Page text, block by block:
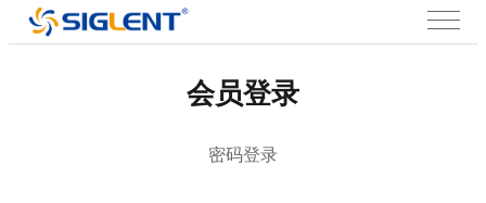
会员登录
密码登录